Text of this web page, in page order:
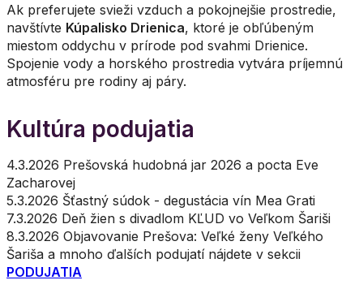
Ak preferujete svieži vzduch a pokojnejšie prostredie,
navštívte Kúpalisko Drienica, ktoré je obľúbeným
miestom oddychu v prírode pod svahmi Drienice.
Spojenie vody a horského prostredia vytvára príjemnú
atmosféru pre rodiny aj páry.
Kultúra podujatia
4.3.2026 Prešovská hudobná jar 2026 a pocta Eve
Zacharovej
5.3.2026 Šťastný súdok - degustácia vín Mea Grati
7.3.2026 Deň žien s divadlom KĽUD vo Veľkom Šariši
8.3.2026 Objavovanie Prešova: Veľké ženy Veľkého
Šariša a mnoho ďalších podujatí nájdete v sekcii
PODUJATIA